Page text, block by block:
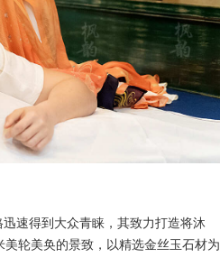
速得到大众青睐，其致力打造将沐
轮美奂的景致，以精选金丝玉石材为